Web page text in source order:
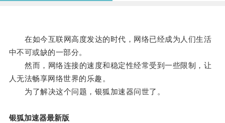
在如今互联网高度发达的时代，网络已经成为人们生活
中不可或缺的一部分。
然而，网络连接的速度和稳定性经常受到一些限制，让
人无法畅享网络世界的乐趣。
为了解决这个问题，银狐加速器问世了。
银狐加速器最新版